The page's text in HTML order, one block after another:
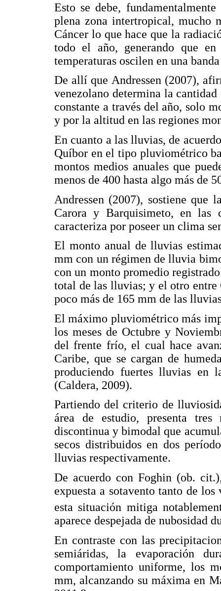
Esto se debe,
plena zona intertropical, mucho
Cáncer lo que hace que la
todo el año, generando que
temperaturas oscilen en una
De allí que Andressen (2007),
venezolano determina la cantidad
constante a través del año, solo
y por la altitud en las regiones
En cuanto a las lluvias, de
Quíbor en el tipo pluviométrico
montos medios anuales que
menos de 400 hasta algo más de
Andressen (2007), sostiene que
Carora y Barquisimeto, en
caracteriza por poseer un clima
El monto anual de lluvias
mm con un régimen de lluvia
con un monto promedio
total de las lluvias; y el otro entre
poco más de 165 mm de las
El máximo pluviométrico más
los meses de Octubre y
del frente frío, el cual hace
Caribe, que se cargan de
produciendo fuertes lluvias en
(Caldera, 2009).
Partiendo del criterio de
área de estudio, presenta tres
discontinua y bimodal que
secos distribuidos en dos
lluvias respectivamente.
De acuerdo con Foghin (ob.
expuesta a sotavento tanto de
esta situación mitiga
aparece despejada de nubosidad
En contraste con las
semiáridas, la evaporación
comportamiento uniforme, los
mm, alcanzando su máxima en